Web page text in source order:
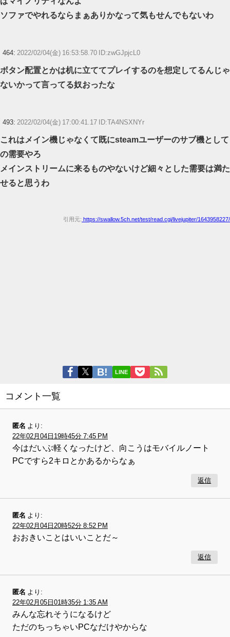
ソファでやれるならまぁありかなって気もせんでもないわ
464: 2022/02/04(金) 16:53:58.70 ID:zwGJpjcL0
ボタン配置とかは机に立ててプレイするのを想定してるんじゃ
ないかって言ってる奴おったな
493: 2022/02/04(金) 17:00:41.17 ID:TA4NSXNYr
これはメイン機じゃなくて既にsteamユーザーのサブ機として
の需要やろ
メインストリームに来るものやないけど細々とした需要は満た
せると思うわ
引用元: https://swallow.5ch.net/test/read.cgi/livejupiter/1643958227/
LINE
コメント一覧
匿名 より:
22年02月04日19時45分 7:45 PM
今はだいぶ軽くなったけど、向こうはモバイルノート
PCですら2キロとかあるからなぁ
返信
匿名 より:
22年02月04日20時52分 8:52 PM
おおきいことはいいことだ～
返信
匿名 より:
22年02月05日01時35分 1:35 AM
みんな忘れそうになるけど
ただのちっちゃいPCなだけやからな